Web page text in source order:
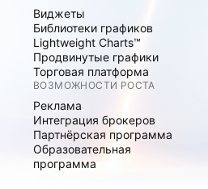
Виджеты
Библиотеки графиков
Lightweight Charts™
Продвинутые графики
Торговая платформа
ВОЗМОЖНОСТИ РОСТА
Реклама
Интеграция брокеров
Партнёрская программа
Образовательная
программа